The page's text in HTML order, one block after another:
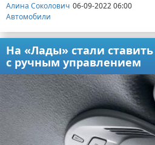
Алина Соколович 06-09-2022 06:00
Автомобили
На «Лады» стали
с ручным управлением